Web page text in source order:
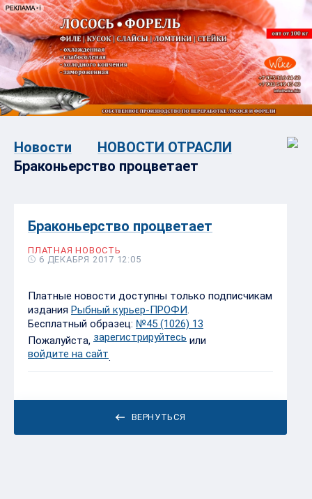
Новости
НОВОСТИ ОТРАСЛИ
Браконьерство процветает
Браконьерство процветает
ПЛАТНАЯ НОВОСТЬ
6 ДЕКАБРЯ 2017 12:05
Платные новости доступны только подписчикам
издания Рыбный курьер-ПРОФИ.
Бесплатный образец: №45 (1026) 13
Пожалуйста, зарегистрируйтесь или
войдите на сайт.
ВЕРНУТЬСЯ